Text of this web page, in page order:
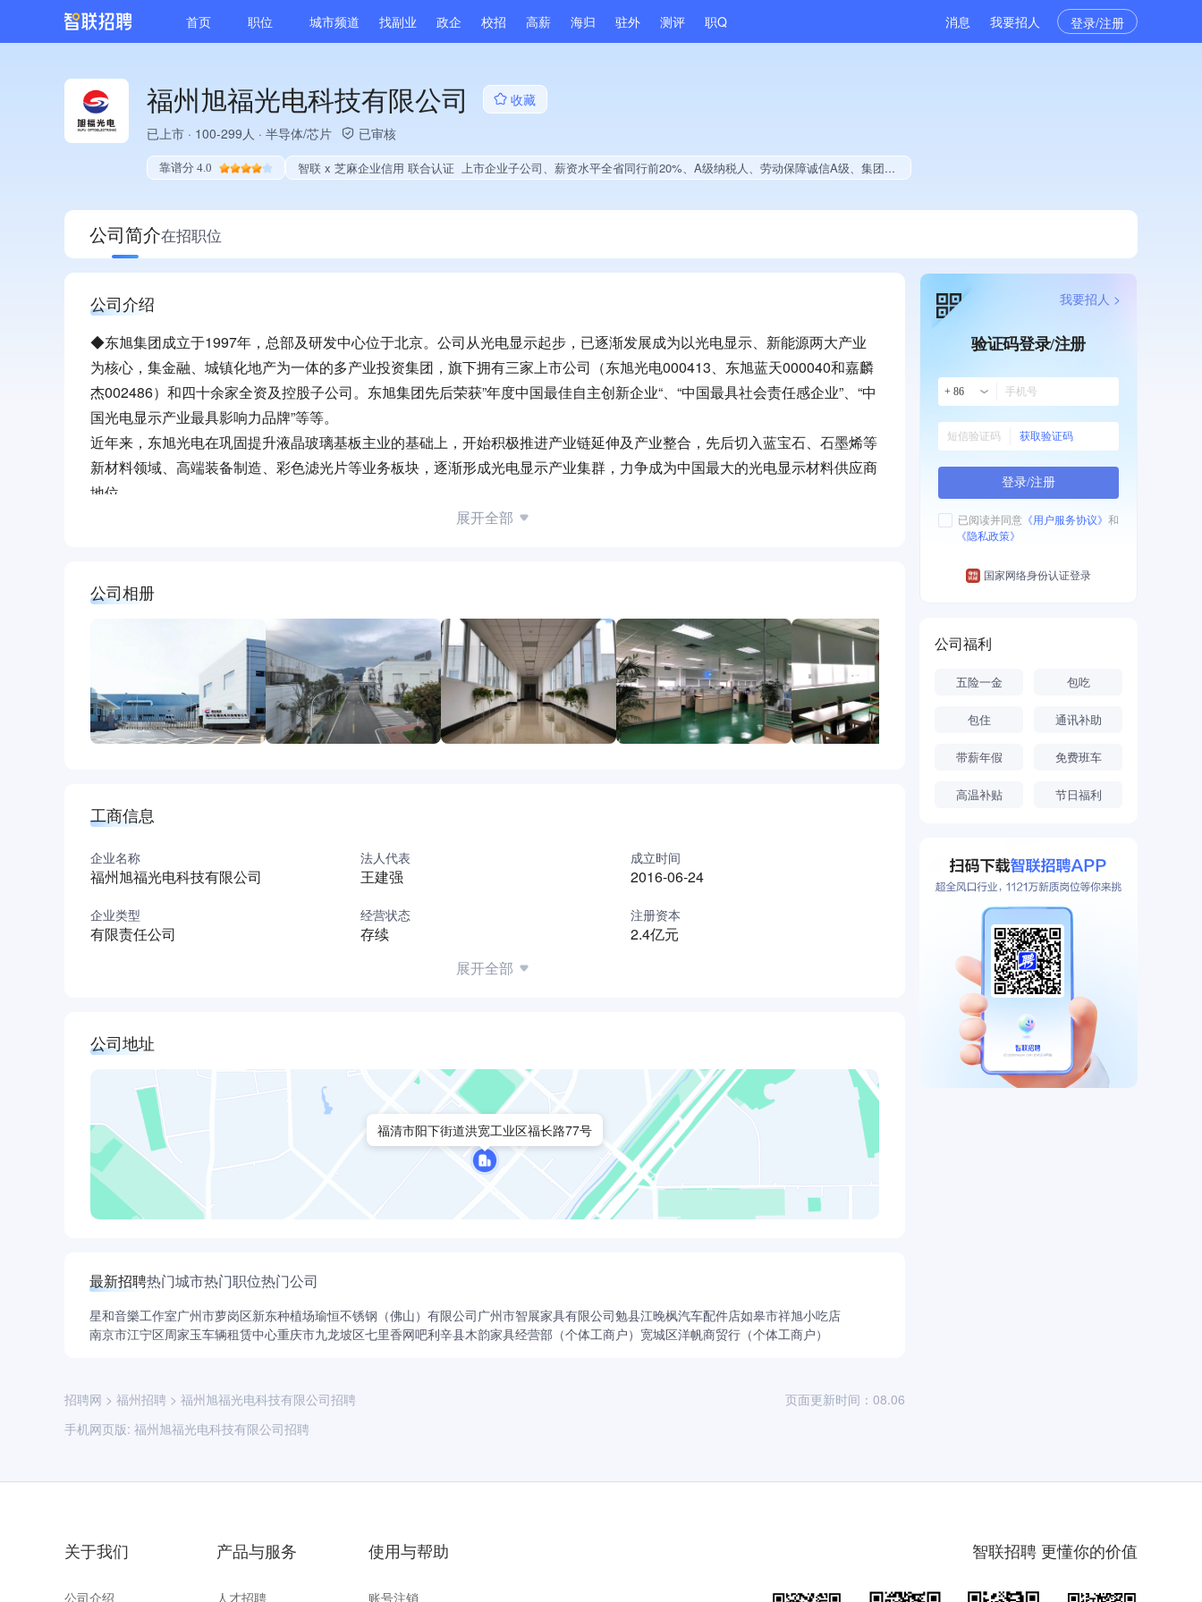
首页 职位 城市频道 找副业 政企 校招 高薪 海归 驻外 测评 职Q 消息 我要招人 登录/注册
福州旭福光电科技有限公司
收藏
已上市 · 100-299人 · 半导体/芯片 已审核
靠谱分 4.0 智联 x 芝麻企业信用 联合认证 上市企业子公司、薪资水平全省同行前20%、A级纳税人、劳动保障诚信A级、集团成员、权威管理体系认证、大学生就业贡献、拥有绿色资质
公司简介在招职位
公司介绍
◆东旭集团成立于1997年，总部及研发中心位于北京。公司从光电显示起步，已逐渐发展成为以光电显示、新能源两大产业
为核心，集金融、城镇化地产为一体的多产业投资集团，旗下拥有三家上市公司（东旭光电000413、东旭蓝天000040和嘉麟
杰002486）和四十余家全资及控股子公司。东旭集团先后荣获”年度中国最佳自主创新企业“、“中国最具社会责任感企业”、“中
国光电显示产业最具影响力品牌”等等。
近年来，东旭光电在巩固提升液晶玻璃基板主业的基础上，开始积极推进产业链延伸及产业整合，先后切入蓝宝石、石墨烯等
新材料领域、高端装备制造、彩色滤光片等业务板块，逐渐形成光电显示产业集群，力争成为中国最大的光电显示材料供应商
地位。
◆福州旭福光电科技有限公司，是由东旭集团有限公司控股上市公司——东旭光电科技股份有限公司（“东旭光电”）旗下子公
展开全部
公司相册
工商信息
企业名称
福州旭福光电科技有限公司
法人代表
王建强
成立时间
2016-06-24
企业类型
有限责任公司
经营状态
存续
注册资本
2.4亿元
展开全部
公司地址
福清市阳下街道洪宽工业区福长路77号
最新招聘热门城市热门职位热门公司
星和音樂工作室广州市萝岗区新东种植场瑜恒不锈钢（佛山）有限公司广州市智展家具有限公司勉县江晚枫汽车配件店如皋市祥旭小吃店
南京市江宁区周家玉车辆租赁中心重庆市九龙坡区七里香网吧利辛县木韵家具经营部（个体工商户） 宽城区洋帆商贸行（个体工商户）
招聘网 > 福州招聘 > 福州旭福光电科技有限公司招聘
手机网页版: 福州旭福光电科技有限公司招聘
页面更新时间：08.06
验证码登录/注册
+ 86
获取验证码
登录/注册
已阅读并同意 《用户服务协议》 和
《隐私政策》
国家网络身份认证登录
我要招人 >
公司福利
五险一金 包吃
包住 通讯补助
带薪年假 免费班车
高温补贴 节日福利
关于我们
公司介绍
产品与服务
人才招聘
使用与帮助
账号注销
智联招聘 更懂你的价值